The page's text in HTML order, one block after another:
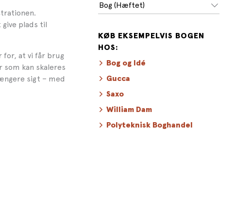
plads til
for, at vi får brug
kan skaleres
sigt – med
Bog (Hæftet)
KØB EKSEMPELVIS BOGEN
HOS:
Bog og Idé
Gucca
Saxo
William Dam
Polyteknisk Boghandel